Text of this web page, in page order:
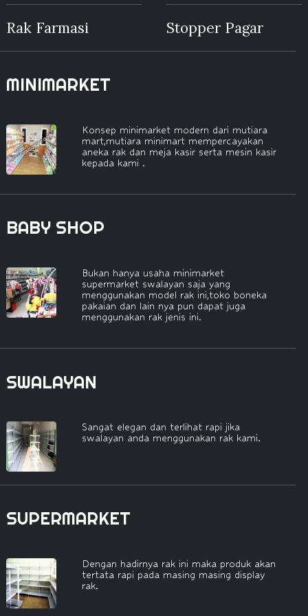
Rak Farmasi Stopper Pagar
MINIMARKET
Konsep minimarket modern dari mutiara
mart,mutiara minimart mempercayakan
aneka rak dan meja kasir serta mesin kasir
kepada kami .
BABY SHOP
Bukan hanya usaha minimarket
supermarket swalayan saja yang
menggunakan model rak ini,toko boneka
pakaian dan lain nya pun dapat juga
menggunakan rak jenis ini.
SWALAYAN
Sangat elegan dan terlihat rapi jika
swalayan anda menggunakan rak kami.
SUPERMARKET
Dengan hadirnya rak ini maka produk akan
tertata rapi pada masing masing display
rak.